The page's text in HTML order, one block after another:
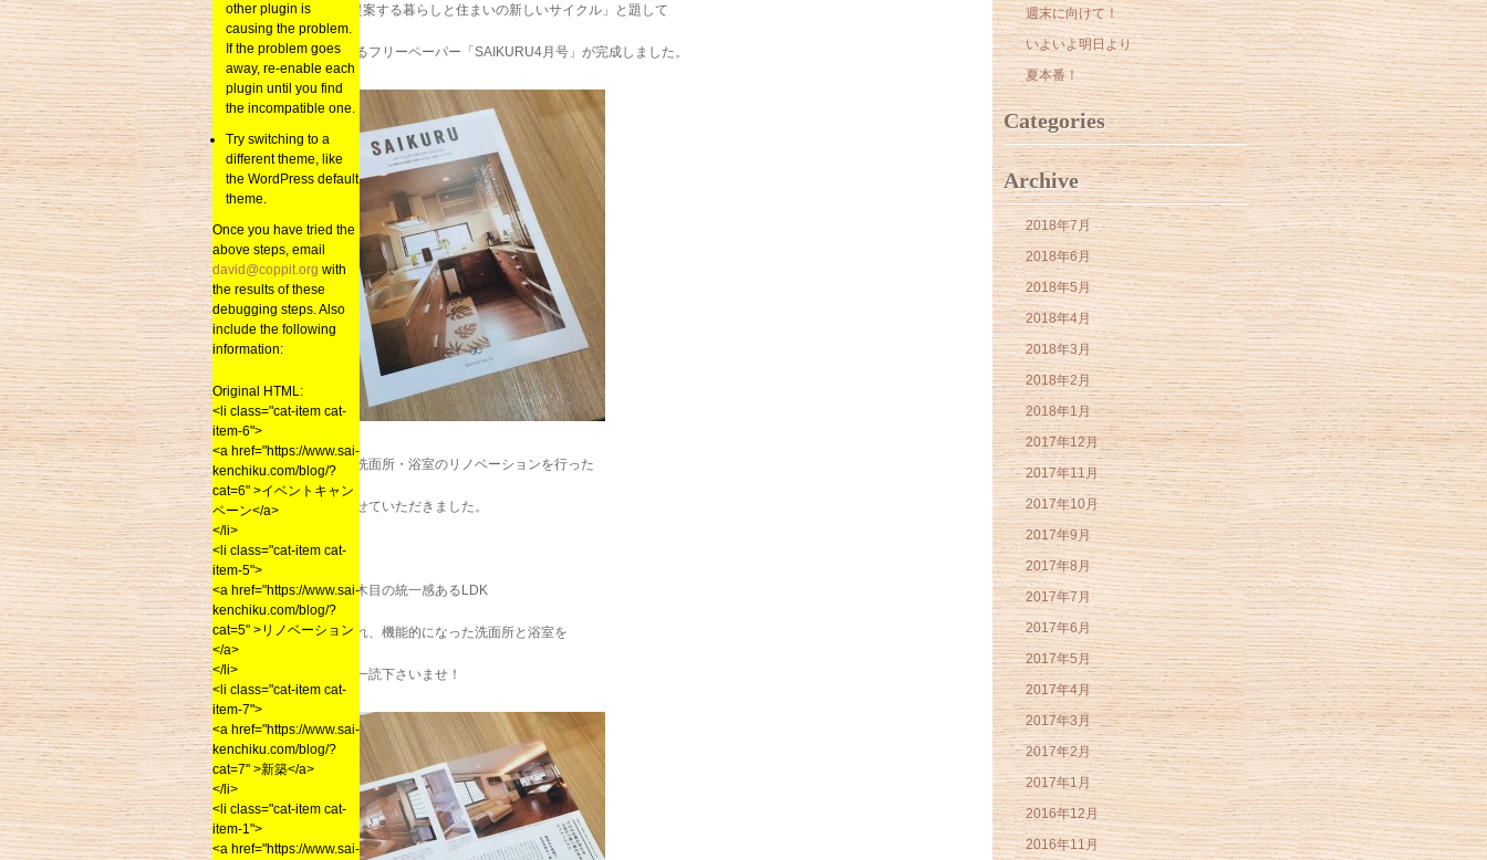
「SAI建築社が提案する暮らしと住まいの新しいサイクル」と題して
毎月お届けしてるフリーペーパー「SAIKURU4月号」が完成しました。
今月は、LDKと洗面所・浴室のリノベーションを行った
お客様を取材させていただきました。
明るく開放的で木目の統一感あるLDK
スッキリ整理され、機能的になった洗面所と浴室を
ぜひその目でご一読下さいませ！
週末に向けて！
いよいよ明日より
夏本番！
Categories
other plugin is
causing the problem.
If the problem goes
away, re-enable each
plugin until you find
the incompatible one.
Try switching to a
different theme, like
the WordPress default
theme.
Once you have tried the
above steps, email
david@coppit.org with
the results of these
debugging steps. Also
include the following
information:
Original HTML:
<li class="cat-item cat-
item-6">
<a href="https://www.sai-
kenchiku.com/blog/?
cat=6" >イベントキャン
ペーン</a>
</li>
<li class="cat-item cat-
item-5">
<a href="https://www.sai-
kenchiku.com/blog/?
cat=5" >リノベーション
</a>
</li>
<li class="cat-item cat-
item-7">
<a href="https://www.sai-
kenchiku.com/blog/?
cat=7" >新築</a>
</li>
<li class="cat-item cat-
item-1">
<a href="https://www.sai-
Archive
2018年7月
2018年6月
2018年5月
2018年4月
2018年3月
2018年2月
2018年1月
2017年12月
2017年11月
2017年10月
2017年9月
2017年8月
2017年7月
2017年6月
2017年5月
2017年4月
2017年3月
2017年2月
2017年1月
2016年12月
2016年11月